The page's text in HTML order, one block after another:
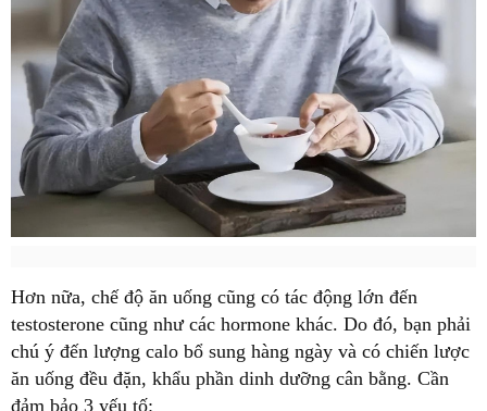
Hơn nữa, chế độ ăn uống cũng có tác động lớn đến
testosterone cũng như các hormone khác. Do đó, bạn phải
chú ý đến lượng calo bổ sung hàng ngày và có chiến lược
ăn uống đều đặn, khẩu phần dinh dưỡng cân bằng. Cần
đảm bảo 3 yếu tố: